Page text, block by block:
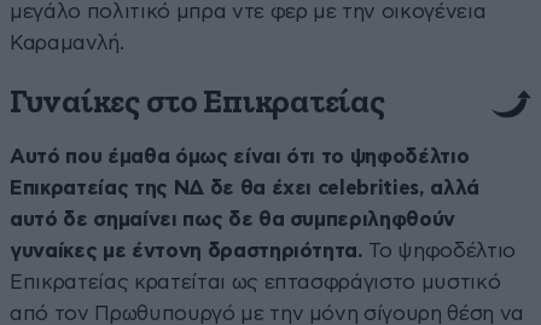
μεγάλο πολιτικό μπρα ντε φερ με την οικογένεια
Καραμανλή.
Γυναίκες στο Επικρατείας
Αυτό που έμαθα όμως είναι ότι το ψηφοδέλτιο
Επικρατείας της ΝΔ δε θα έχει celebrities, αλλά
αυτό δε σημαίνει πως δε θα συμπεριληφθούν
γυναίκες με έντονη δραστηριότητα. Το ψηφοδέλτιο
Επικρατείας κρατείται ως επτασφράγιστο μυστικό
από τον Πρωθυπουργό με την μόνη σίγουρη θέση να